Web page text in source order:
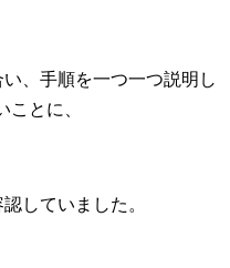
、手順を一つ一つ説明し
とに、
していました。